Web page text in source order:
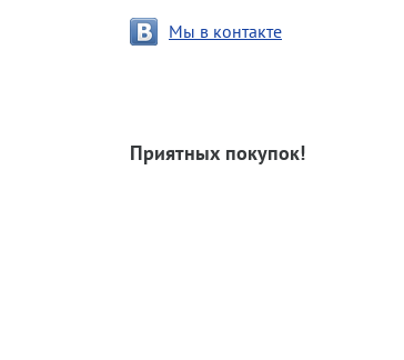
Мы в контакте
Приятных покупок!